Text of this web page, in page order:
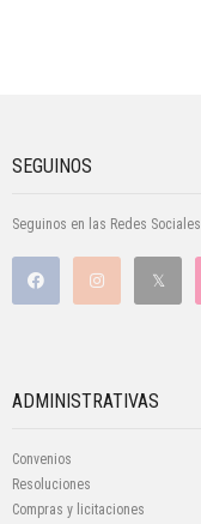
SEGUINOS
Seguinos en las Redes Sociales
ADMINISTRATIVAS
Convenios
Resoluciones
Compras y licitaciones